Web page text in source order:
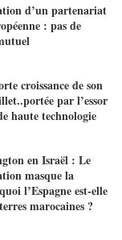
d’un partenariat
: pas de
croissance de son
par l’essor
haute technologie
en Israël : Le
masque la
l’Espagne est-elle
marocaines ?